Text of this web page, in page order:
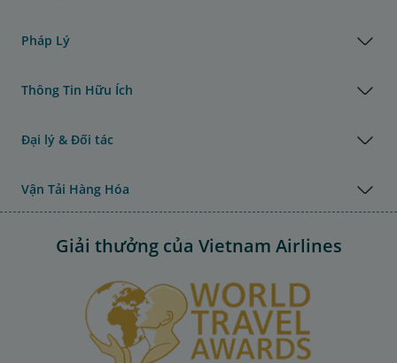
Pháp Lý
Thông Tin Hữu Ích
Đại lý & Đối tác
Vận Tải Hàng Hóa
Giải thưởng của Vietnam Airlines